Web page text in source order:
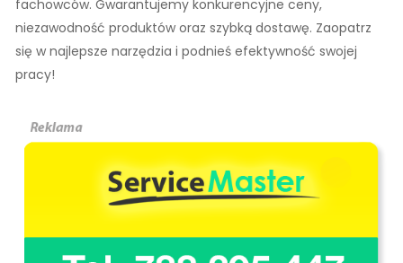
fachowców. Gwarantujemy konkurencyjne ceny,
niezawodność produktów oraz szybką dostawę. Zaopatrz
się w najlepsze narzędzia i podnieś efektywność swojej
pracy!